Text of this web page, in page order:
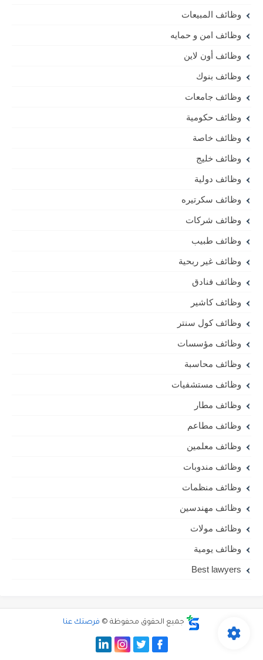
وظائف المبيعات
وظائف امن و حمايه
وظائف أون لاين
وظائف بنوك
وظائف جامعات
وظائف حكومية
وظائف خاصة
وظائف خليج
وظائف دولية
وظائف سكرتيره
وظائف شركات
وظائف طبيب
وظائف غير ربحية
وظائف فنادق
وظائف كاشير
وظائف كول سنتر
وظائف مؤسسات
وظائف محاسبة
وظائف مستشفيات
وظائف مطار
وظائف مطاعم
وظائف معلمين
وظائف مندوبات
وظائف منظمات
وظائف مهندسين
وظائف مولات
وظائف يومية
Best lawyers
جميع الحقوق محفوظة © فرصتك عنا